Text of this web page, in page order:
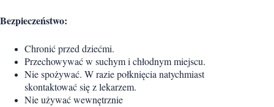
Bezpieczeństwo:
Chronić przed dziećmi.
Przechowywać w suchym i chłodnym miejscu.
Nie spożywać. W razie połknięcia natychmiast
skontaktować się z lekarzem.
Nie używać wewnętrznie